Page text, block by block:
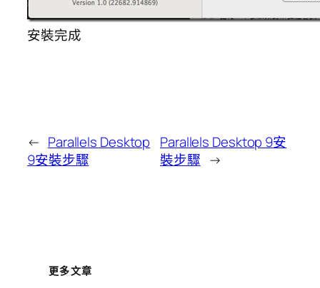
安裝完成
← Parallels Desktop
9安裝步驟
Parallels Desktop 9安
裝步驟 →
更多文章